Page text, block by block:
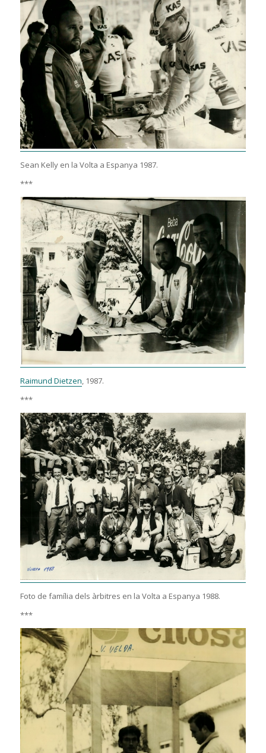
Sean Kelly en la Volta a Espanya 1987.
***
Raimund Dietzen, 1987.
***
Foto de família dels àrbitres en la Volta a Espanya 1988.
***